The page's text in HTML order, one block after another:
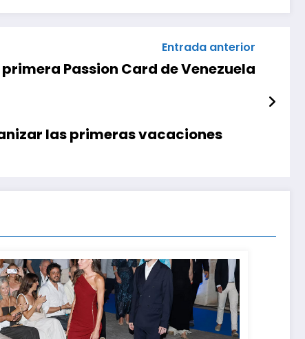
Entrada anterior
Passion Card de Venezuela
las primeras vacaciones